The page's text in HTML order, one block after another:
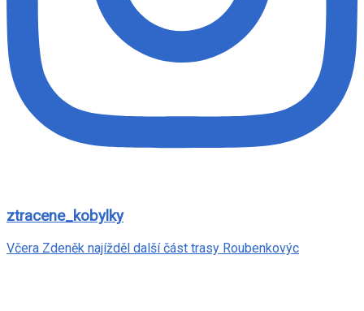
ztracene_kobylky
Včera Zdeněk najížděl další část trasy Roubenkovýc